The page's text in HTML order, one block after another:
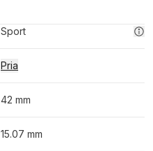
Sport
Pria
42 mm
15.07 mm